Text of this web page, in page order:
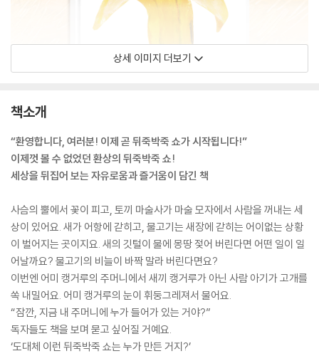
상세 이미지 더보기
책소개
“환영합니다, 여러분! 이제 곧 뒤죽박죽 쇼가 시작됩니다!”
이제껏 볼 수 없었던 환상의 뒤죽박죽 쇼!
세상을 뒤집어 보는 자유로움과 즐거움이 담긴 책
사슴의 뿔에서 꽃이 피고, 토끼 마술사가 마술 모자에서 사람을 꺼내는 세
상이 있어요. 새가 어항에 갇히고, 물고기는 새장에 갇히는 어이없는 상황
이 벌어지는 곳이지요. 새의 깃털이 물에 몽땅 젖어 버린다면 어떤 일이 일
어날까요? 물고기의 비늘이 바짝 말라 버린다면요?
이번엔 어미 캥거루의 주머니에서 새끼 캥거루가 아닌 사람 아기가 고개를
쏙 내밀어요. 어미 캥거루의 눈이 휘둥그레져서 물어요.
“잠깐, 지금 내 주머니에 누가 들어가 있는 거야?”
독자들도 책을 보며 묻고 싶어질 거예요.
‘도대체 이런 뒤죽박죽 쇼는 누가 만든 거지?’